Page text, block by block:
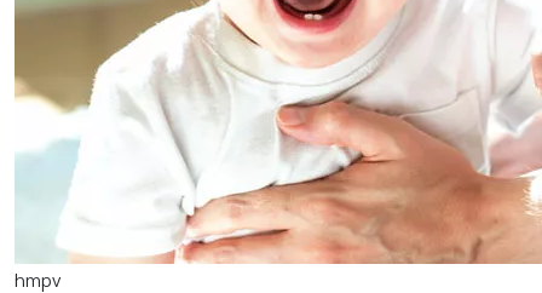
hmpv